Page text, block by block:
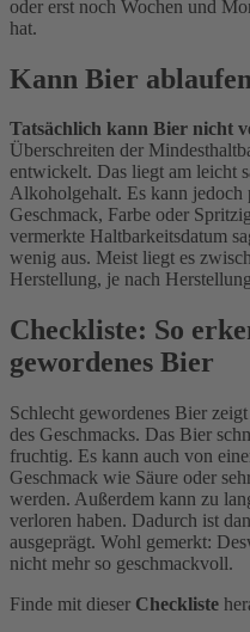
oder erst noch Wochen und
hat.
Kann Bier
Tatsächlich kann Bier nicht
Überschreiten der
entwickelt. Das liegt am leicht
Alkoholgehalt. Es kann jedoch
Geschmack, Farbe oder
vermerkte Haltbarkeitsdatum
wenig aus. Meist liegt es
Herstellung, je nach
Checkliste: So
gewordenes Bier
Schlecht gewordenes Bier
des Geschmacks. Das Bier
fruchtig. Es kann auch von
Geschmack wie Säure oder
werden. Außerdem kann zu
verloren haben. Dadurch ist
ausgeprägt. Wohl gemerkt:
nicht mehr so geschmackvoll.
Finde mit dieser Checkliste